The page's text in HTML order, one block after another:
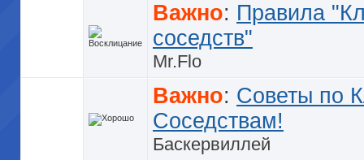
Важно: Правила
соседств"
Mr.Flo
Важно: Советы по
Соседствам!
Баскервиллей